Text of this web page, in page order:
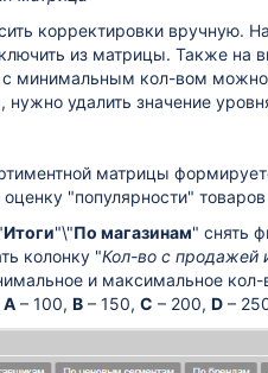
корректировки вручную.
из матрицы. Также на
минимальным кол-вом можно
нужно удалить значение
матрицы
"популярности"
Итоги"\"По магазинам" снять
колонку "Кол-во с продажей
и максимальное
А – 100, В – 150, С – 200, D –